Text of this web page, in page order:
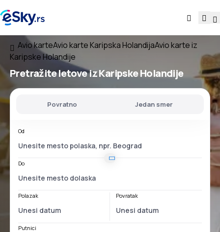
Avio karteAvio karte Karipska HolandijaAvio karte iz
Karipske Holandije
Pretražite letoveiz Karipske Holandije
Povratno Jedan smer
Od
Do
Polazak Povratak
Putnici